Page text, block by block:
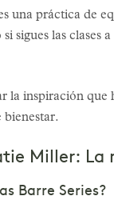
una práctica de
sigues las
la inspiración que
bienestar.
Miller: La
Barre Series?